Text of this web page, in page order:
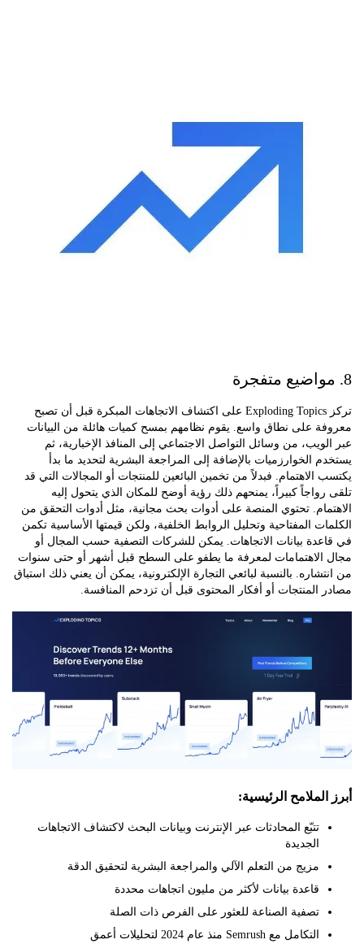
تركز Exploding Topics على اكتشاف الاتجاهات المبكرة قبل أن تصبح
على نطاق واسع. يقوم نظامهم بمسح كميات هائلة من البيانات
من وسائل التواصل الاجتماعي إلى المنافذ الإخبارية، ثم
الخوارزميات بالإضافة إلى المراجعة البشرية لتحديد ما بدأ
الاهتمام. فبدلاً من تخمين البائعين للمنتجات أو المجالات التي قد
كبيراً، يمنحهم ذلك رؤية أوضح للمكان الذي يتحول إليه
تحتوي المنصة على أدوات بحث مجانية، مثل أدوات التحقق من
المفتاحية وتحليل الروابط الخلفية، ولكن قيمتها الأساسية تكمن
بيانات الاتجاهات. يمكن للشركات التصفية حسب المجال أو
لمعرفة ما يطفو على السطح قبل أشهر أو حتى سنوات
بالنسبة لبائعي التجارة الإلكترونية، يمكن أن يعني ذلك استباق
المنتجات أو أفكار المحتوى قبل أن تزدحم المنافسة.
الرئيسية:
تتبّع المحادثات عبر الإنترنت وبيانات البحث لاكتشاف الاتجاهات
مزيج من التعلم الآلي والمراجعة البشرية لتحقيق الدقة
قاعدة بيانات لأكثر من مليون اتجاهات محددة
تصفية الصناعة للعثور على الفرص ذات الصلة
التكامل مع Semrush منذ عام 2024 لتحليلات أعمق